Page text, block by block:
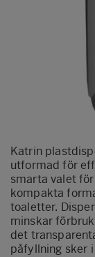
Katrin
utformad för
smarta valet
kompakta
toaletter.
minskar
det
påfyllning sker